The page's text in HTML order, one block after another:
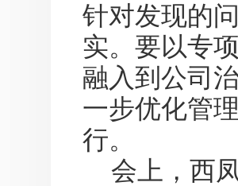
针对发现的
实。要以专
融入到公司
一步优化管
行。
会上，西